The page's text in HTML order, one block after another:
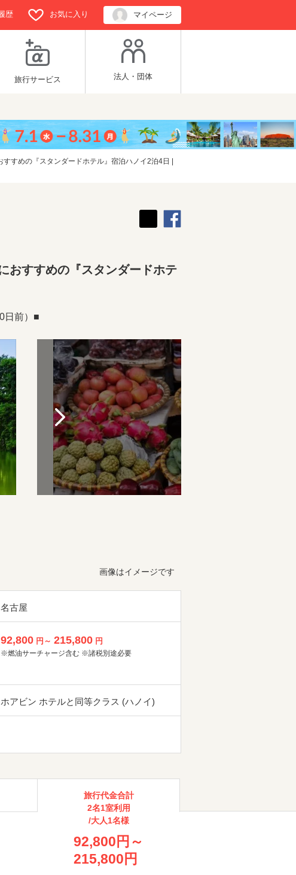
歴 お気に入り マイページ
旅行サービス 法人・団体
すめの『スタンダードホテル』宿泊ハノイ2泊4日 |
おすすめの『スタンダードホテ
日前）■
画像はイメージです
名古屋
92,800 円～ 215,800 円
※燃油サーチャージ含む ※諸税別途必要
ホアビン ホテルと同等クラス (ハノイ)
旅行代金合計
2名1室利用
/大人1名様
92,800円～
215,800円